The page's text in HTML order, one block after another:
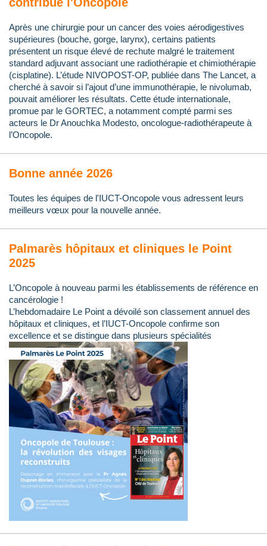
Après une chirurgie pour un cancer des voies aérodigestives
supérieures (bouche, gorge, larynx), certains patients
présentent un risque élevé de rechute malgré le traitement
standard adjuvant associant une radiothérapie et chimiothérapie
(cisplatine). L’étude NIVOPOST-OP, publiée dans The Lancet, a
cherché à savoir si l’ajout d’une immunothérapie, le nivolumab,
pouvait améliorer les résultats. Cette étude internationale,
promue par le GORTEC, a notamment compté parmi ses
acteurs le Dr Anouchka Modesto, oncologue-radiothérapeute à
l’Oncopole.
Bonne année 2026
Toutes les équipes de l'IUCT-Oncopole vous adressent leurs
meilleurs vœux pour la nouvelle année.
Palmarès hôpitaux et cliniques le Point
2025
L’Oncopole à nouveau parmi les établissements de référence en
cancérologie !
L’hebdomadaire Le Point a dévoilé son classement annuel des
hôpitaux et cliniques, et l’IUCT-Oncopole confirme son
excellence et se distingue dans plusieurs spécialités